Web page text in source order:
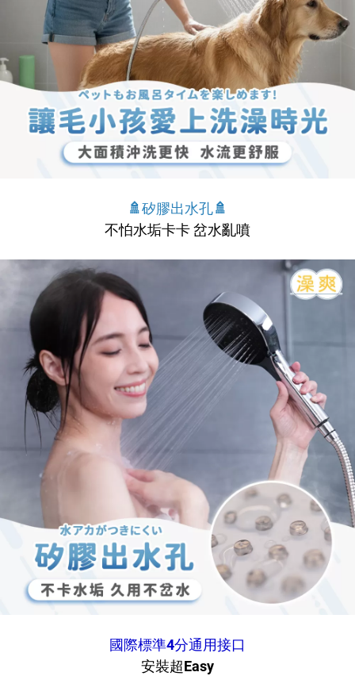
🚿矽膠出水孔🚿
不怕水垢卡卡 岔水亂噴
國際標準4分通用接口
安裝超Easy